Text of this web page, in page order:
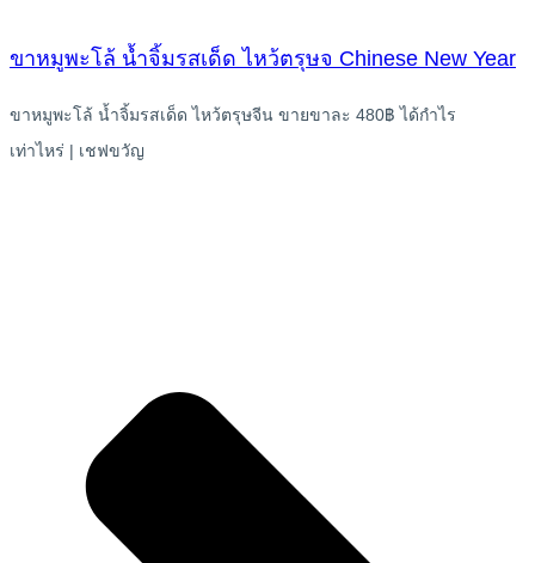
ขาหมูพะโล้ น้ำจิ้มรสเด็ด ไหว้ตรุษจ Chinese New Year
ขาหมูพะโล้ น้ำจิ้มรสเด็ด ไหว้ตรุษจีน ขายขาละ 480฿ ได้กำไร
เท่าไหร่ | เชฟขวัญ